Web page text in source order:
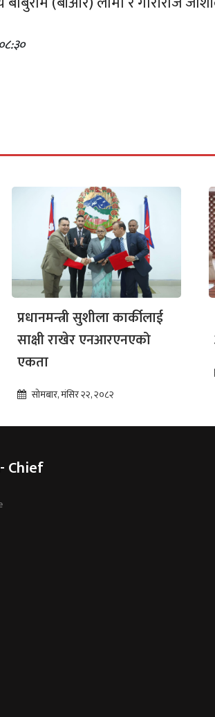
प्रधानमन्त्री सुशीला कार्कीलाई
साक्षी राखेर एनआरएनएको
एकता
सोमबार, मंसिर २२, २०८२
Chief